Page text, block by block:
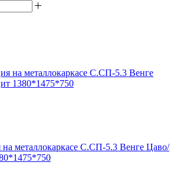
на металлокаркасе С.СП-5.3 Венге Цаво/